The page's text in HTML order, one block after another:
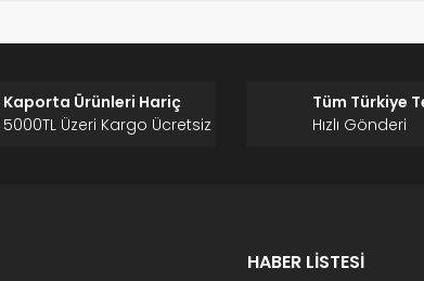
Kaporta Ürünleri Hariç
5000TL Üzeri Kargo Ücretsiz
Tüm Türkiye
Hızlı Gönderi
HABER LİSTESİ